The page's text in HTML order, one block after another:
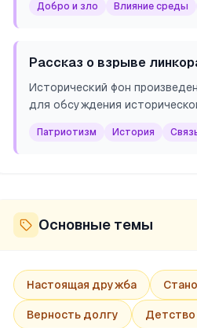
Добро и зло Влияние среды
Рассказ о взрыве
Исторический фон
для обсуждения
Патриотизм История
Основные темы
Настоящая дружба
Верность долгу Детство